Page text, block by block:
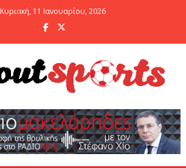
Κυριακή, 11 Ιανουαρίου, 2026